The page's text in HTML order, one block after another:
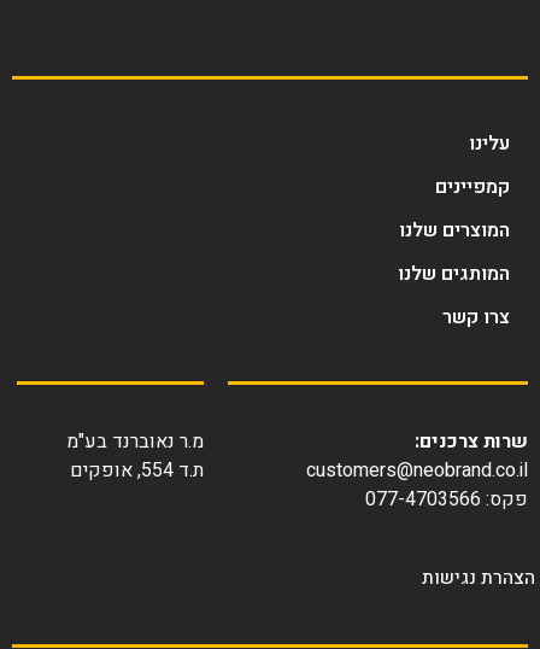
עלינו
קמפיינים
המוצרים שלנו
המותגים שלנו
צרו קשר
צרכנים:
4703566
נגישות
מ.ר נאוברנד בע"מ
ת.ד 554, אופקים